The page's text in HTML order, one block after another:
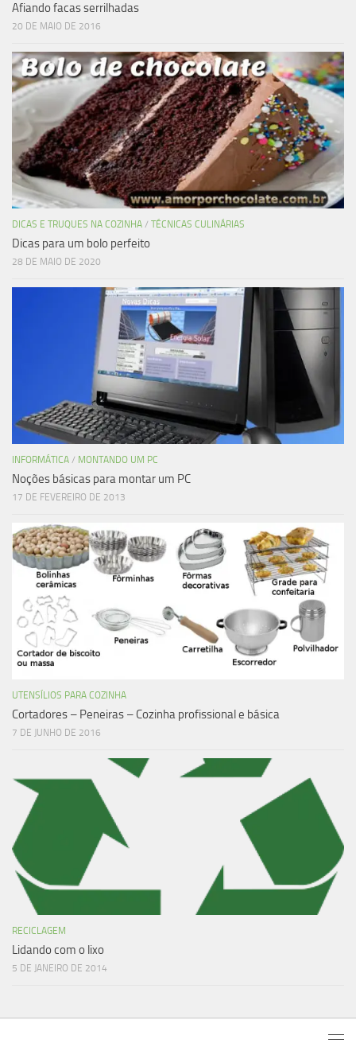
Afiando facas serrilhadas
20 DE MAIO DE 2016
DICAS E TRUQUES NA COZINHA / TÉCNICAS CULINÁRIAS
Dicas para um bolo perfeito
28 DE MAIO DE 2020
INFORMÁTICA / MONTANDO UM PC
Noções básicas para montar um PC
17 DE FEVEREIRO DE 2013
UTENSÍLIOS PARA COZINHA
Cortadores – Peneiras – Cozinha profissional e básica
7 DE JUNHO DE 2016
RECICLAGEM
Lidando com o lixo
5 DE JANEIRO DE 2014